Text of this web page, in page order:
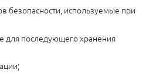
безопасности, используемые при
для последующего хранения